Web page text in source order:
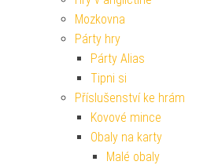
Mozkovna
Párty hry
Párty Alias
Tipni si
Příslušenství ke hrám
Kovové mince
Obaly na karty
Malé obaly